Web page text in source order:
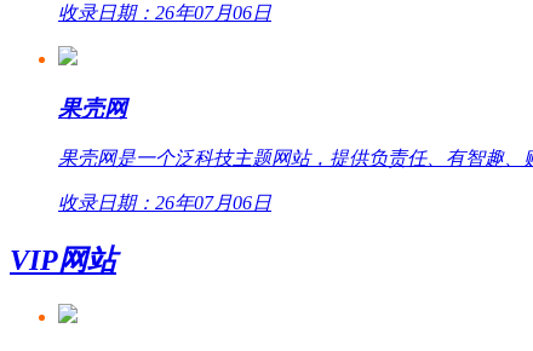
收录日期：26年07月06日
果壳网
果壳网是一个泛科技主题网站，提供负责任、有智趣
收录日期：26年07月06日
VIP网站